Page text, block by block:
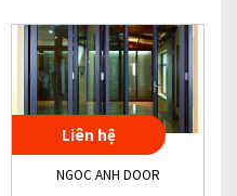
Liên hệ
NGOC ANH DOOR